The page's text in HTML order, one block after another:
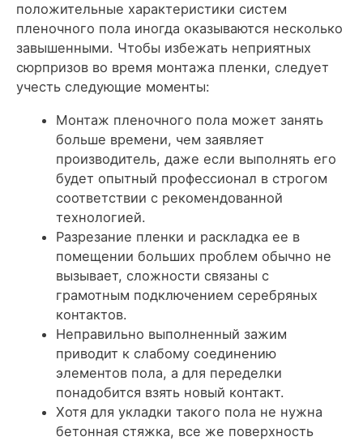
положительные характеристики систем
пленочного пола иногда оказываются несколько
завышенными. Чтобы избежать неприятных
сюрпризов во время монтажа пленки, следует
учесть следующие моменты:
Монтаж пленочного пола может занять
больше времени, чем заявляет
производитель, даже если выполнять его
будет опытный профессионал в строгом
соответствии с рекомендованной
технологией.
Разрезание пленки и раскладка ее в
помещении больших проблем обычно не
вызывает, сложности связаны с
грамотным подключением серебряных
контактов.
Неправильно выполненный зажим
приводит к слабому соединению
элементов пола, а для переделки
понадобится взять новый контакт.
Хотя для укладки такого пола не нужна
бетонная стяжка, все же поверхность